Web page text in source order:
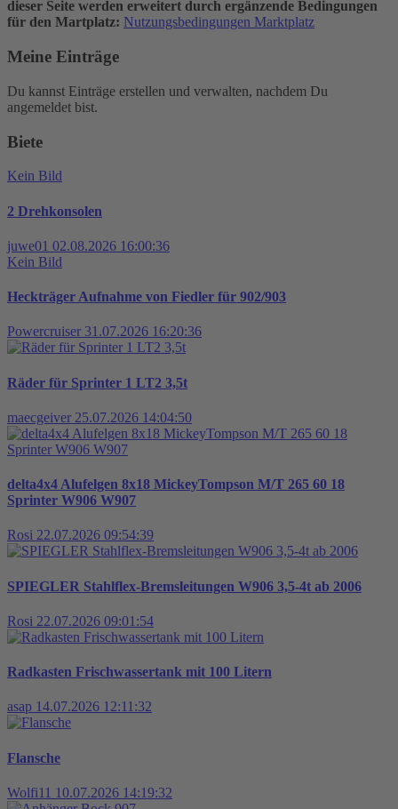
dieser Seite werden erweitert durch ergänzende Bedingungen
für den Martplatz: Nutzungsbedingungen Marktplatz
Meine Einträge
Du kannst Einträge erstellen und verwalten, nachdem Du
angemeldet bist.
Biete
Kein Bild
2 Drehkonsolen
juwe01 02.08.2026 16:00:36
Kein Bild
Heckträger Aufnahme von Fiedler für 902/903
Powercruiser 31.07.2026 16:20:36
Räder für Sprinter 1 LT2 3,5t
maecgeiver 25.07.2026 14:04:50
delta4x4 Alufelgen 8x18 MickeyTompson M/T 265 60 18
Sprinter W906 W907
Rosi 22.07.2026 09:54:39
SPIEGLER Stahlflex-Bremsleitungen W906 3,5-4t ab 2006
Rosi 22.07.2026 09:01:54
Radkasten Frischwassertank mit 100 Litern
asap 14.07.2026 12:11:32
Flansche
Wolfi11 10.07.2026 14:19:32